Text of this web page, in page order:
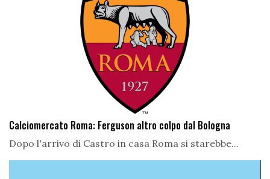
Calciomercato Roma: Ferguson altro colpo dal Bologna
Dopo l'arrivo di Castro in casa Roma si starebbe...